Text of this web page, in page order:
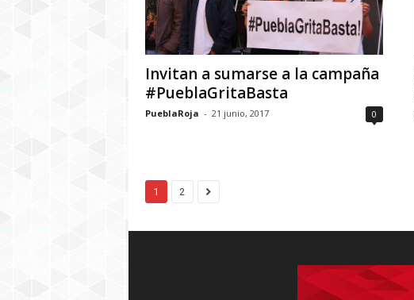
Invitan a sumarse a la campaña
#PueblaGritaBasta
PueblaRoja - 21 junio, 2017 0
1 2